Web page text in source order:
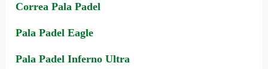
Correa Pala Padel
Pala Padel Eagle
Pala Padel Inferno Ultra